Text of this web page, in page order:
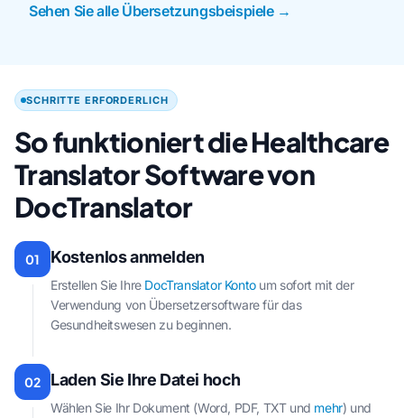
Sehen Sie alle Übersetzungsbeispiele →
SCHRITTE ERFORDERLICH
So funktioniert die Healthcare
Translator Software von
DocTranslator
01 Kostenlos anmelden
Erstellen Sie Ihre DocTranslator Kontoum sofort mit der
Verwendung von Übersetzersoftware für das
Gesundheitswesen zu beginnen.
02 Laden Sie Ihre Datei hoch
Wählen Sie Ihr Dokument (Word, PDF, TXT und mehr) und